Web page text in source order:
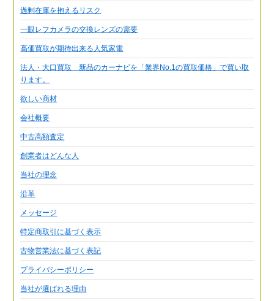
過剰在庫を抱えるリスク
一眼レフカメラの交換レンズの需要
高価買取が期待出来る人気家電
法人・大口買取 新品のカーナビを「業界No.1の買取価格」で買い取
ります。
欲しい商材
会社概要
中古高額査定
創業者はどんな人
当社の理念
沿革
メッセージ
特定商取引に基づく表示
古物営業法に基づく表記
プライバシーポリシー
当社が選ばれる理由